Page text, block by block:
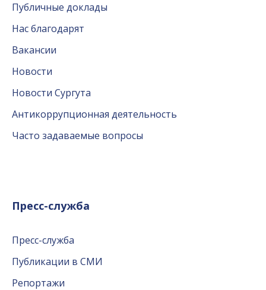
Публичные доклады
Нас благодарят
Вакансии
Новости
Новости Сургута
Антикоррупционная деятельность
Часто задаваемые вопросы
Пресс-служба
Пресс-служба
Публикации в СМИ
Репортажи